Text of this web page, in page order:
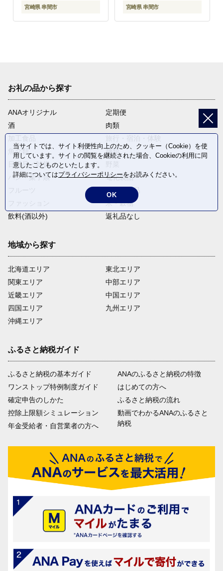
宮崎県 串間市 宮崎県 串間市
お礼の品から探す
ANAオリジナル
定期便
酒
肉類
魚介類
麺類
日用品・雑貨
パン・菓子類
電化製品
卵・乳製品
米・穀物
飲料(酒以外)
返礼品なし
地域から探す
北海道エリア
関東エリア
近畿エリア
四国エリア
沖縄エリア
東北エリア
中部エリア
中国エリア
九州エリア
ふるさと納税ガイド
ふるさと納税の基本ガイド
ワンストップ特例制度ガイド
確定申告のしかた
控除上限額シミュレーション
年金受給者・自営業者の方へ
ANAのふるさと納税の特徴
はじめての方へ
ふるさと納税の流れ
動画でわかるANAのふるさと
納税
当サイトでは、サイト利便性向上のため、クッキー（Cookie）を使
用しています。サイトの閲覧を継続された場合、Cookieの利用に同
意したことものといたします。
詳細についてはプライバシーポリシーをお読みください。
OK